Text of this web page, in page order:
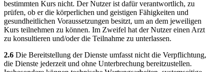
bestimmten Kurs nicht. Der Nutzer ist dafür verantwortlich, zu
prüfen, ob er die körperlichen und geistigen Fähigkeiten und
gesundheitlichen Voraussetzungen besitzt, um an dem jeweiligen
Kurs teilnehmen zu können. Im Zweifel hat der Nutzer einen Arzt
zu konsultieren und/oder die Teilnahme zu unterlassen.
2.6 Die Bereitstellung der Dienste umfasst nicht die Verpflichtung,
die Dienste jederzeit und ohne Unterbrechung bereitzustellen.